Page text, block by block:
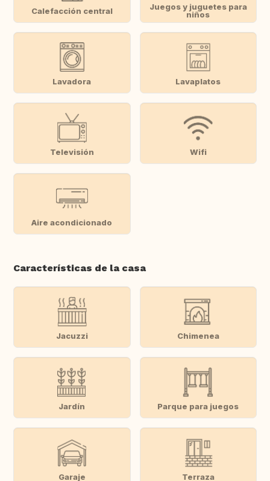
Calefacción central
Juegos y juguetes para
niños
Lavadora Lavaplatos
Televisión Wifi
Aire acondicionado
Características de la casa
Jacuzzi Chimenea
Jardín Parque para juegos
Garaje Terraza